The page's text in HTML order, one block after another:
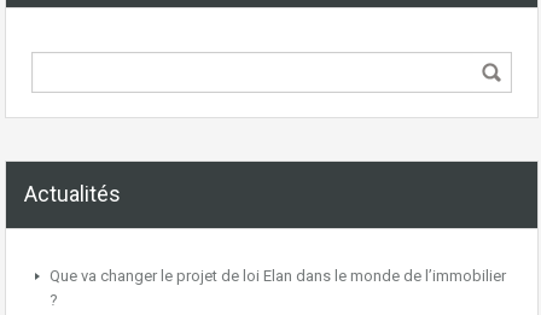
Actualités
Que va changer le projet de loi Elan dans le monde de l’immobilier
?